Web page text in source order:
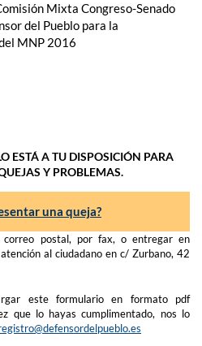
Mixta Congreso-Senado
del Pueblo para la
MNP 2016
ESTÁ A TU DISPOSICIÓN PARA
Y PROBLEMAS.
una queja?
postal, por fax, o entregar en
al ciudadano en c/ Zurbano, 42
este formulario en formato pdf
que lo hayas cumplimentado, nos lo